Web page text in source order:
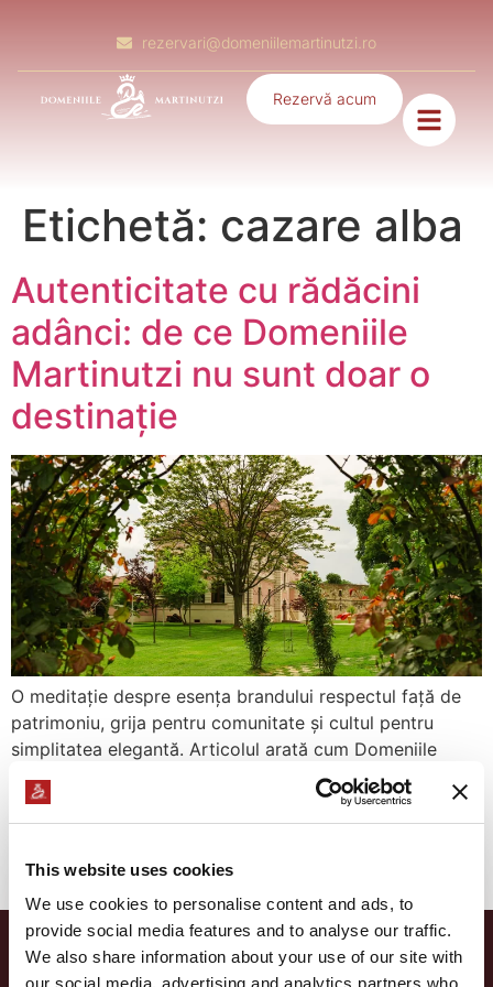
This website uses cookies
We use cookies to personalise content and ads, to
provide social media features and to analyse our traffic.
We also share information about your use of our site with
our social media, advertising and analytics partners who
rezervari@domeniilemartinutzi.ro
Rezervă acum
Etichetă: cazare alba
Autenticitate cu rădăcini
adânci: de ce Domeniile
Martinutzi nu sunt doar o
destinație
O meditație despre esența brandului respectul față de
patrimoniu, grija pentru comunitate și cultul pentru
simplitatea elegantă. Articolul arată cum Domeniile
Martinutzi reușesc să unească moștenirea nobilă a
locului cu principiile contemporane ale eco-luxului și ale
ospitalității autentice. Nu este doar o destinație, ci un
aproape de sine.